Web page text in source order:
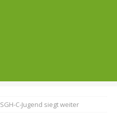
SGH-C-Jugend siegt weiter